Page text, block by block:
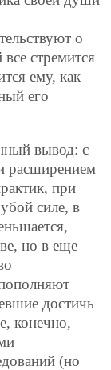
о
стремится
ему, как
его
вывод: с
расширением
при
силе, в
но в еще
достичь
конечно,
(но